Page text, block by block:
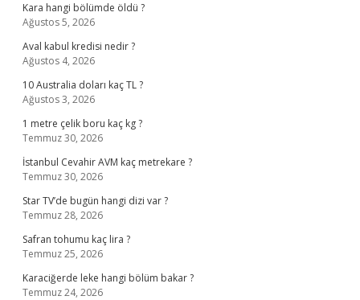
Kara hangi bölümde öldü ?
Ağustos 5, 2026
Aval kabul kredisi nedir ?
Ağustos 4, 2026
10 Australia doları kaç TL ?
Ağustos 3, 2026
1 metre çelik boru kaç kg ?
Temmuz 30, 2026
İstanbul Cevahir AVM kaç metrekare ?
Temmuz 30, 2026
Star TV’de bugün hangi dizi var ?
Temmuz 28, 2026
Safran tohumu kaç lira ?
Temmuz 25, 2026
Karaciğerde leke hangi bölüm bakar ?
Temmuz 24, 2026